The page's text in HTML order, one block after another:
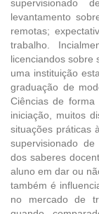
supervisionado
levantamento
remotas;
trabalho.
licenciandos sobre
uma instituição
graduação de
Ciências de
iniciação, muitos
situações práticas
supervisionado
dos saberes
aluno em dar ou
também é
no mercado de